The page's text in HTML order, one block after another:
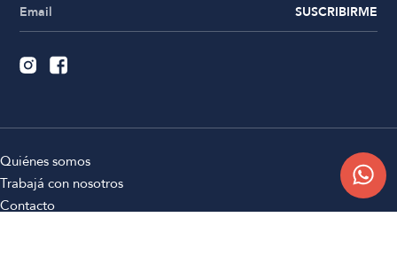
SUSCRIBIRME
Quiénes somos
Trabajá con nosotros
Contacto